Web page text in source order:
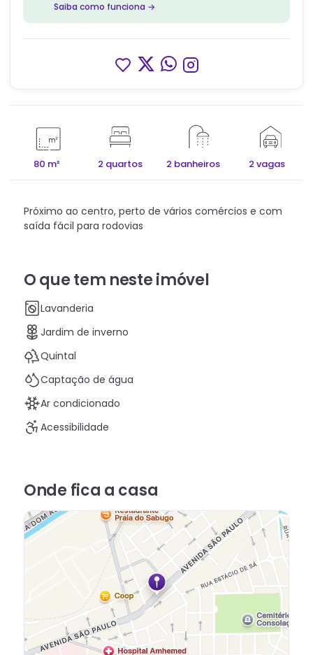
80 m² 2 quartos 2 banheiros 2 vagas
Próximo ao centro, perto de vários comércios e com
saída fácil para rodovias
O que tem neste imóvel
Lavanderia
Jardim de inverno
Quintal
Captação de água
Ar condicionado
Acessibilidade
Onde fica a casa
Saiba como funciona →